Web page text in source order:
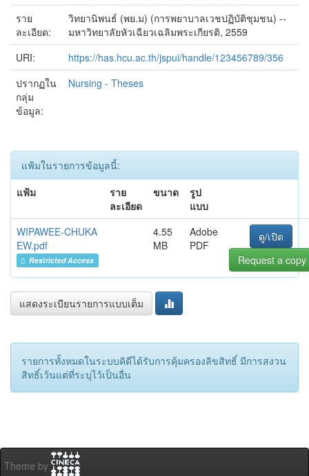
ราย
ละเอียด:
วิทยานิพนธ์ (พย.ม) (การพยาบาลเวชปฏิบัติชุมชน) --
มหาวิทยาลัยหัวเฉียวเฉลิมพระเกียรติ, 2559
URI:
https://has.hcu.ac.th/jspui/handle/123456789/356
ปรากฏใน
กลุ่ม
ข้อมูล:
Nursing - Theses
แฟ้มในรายการข้อมูลนี้:
แฟ้ม
ราย
ละเอียด
ขนาด
รูป
แบบ
WIPAWEE-CHUKA
EW.pdf
Restricted Access
4.55
MB
Adobe
PDF
ดู/เปิด
Request a copy
แสดงระเบียนรายการแบบเต็ม
รายการทั้งหมดในระบบคิดีได้รับการคุ้มครองลิขสิทธิ์ มีการสงวน
สิทธิ์เว้นแต่ที่ระบุไว้เป็นอื่น
Theme by